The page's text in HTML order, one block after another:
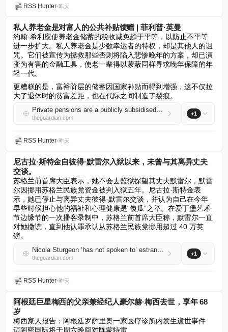
RSS Hunter•昨天
私人养老金是对富人的公共补贴馈赠 | 菲利普·英曼
约翰·希利应使养老金储蓄的税收减免趋于平等，以防止不平等
进一步扩大。私人养老金是少数幸运者的特权，却是其他人的诅
咒。它们被宣传为拯救那些否则将陷入悲惨晚年的方案，却已演
变为有害的金融工具，使老一辈得以蒙蔽同样寻求晚年保障的年
轻一代。
更糟糕的是，富裕阶层的储蓄因国家补贴而得到增强，这不仅拉
大了退休时的贫富差距，也在代际之间制造了裂痕。
Private pensions are a publicly subsidised gift to the wealthy | Phillip Inman
theguardian.com
+1
RSS Hunter•昨天
尼古拉·斯特金自彼得·默雷尔入狱以来，未曾与其离异丈夫
交谈。
苏格兰前首席大臣表示，她不会去监狱探望其丈夫默雷尔，默雷
尔因挪用苏格兰民族党资金被判入狱五年。尼古拉·斯特金表
示，她已停止与离异丈夫彼得·默雷尔交谈，并认为自己在今年
早些时候担心他的福祉和心理健康是“傻瓜”之举。在爱丁堡艺术
节边缘节的一次播客录制中，苏格兰前首席大臣称，默雷尔一直
对她撒谎，直到他认罪承认从苏格兰民族党挪用超过 40 万英
镑。
Nicola Sturgeon ‘has not spoken to’ estranged husband, Peter Murrell, since he was jailed
theguardian.com
+1
RSS Hunter•昨天
阿根廷巨星梅西的父亲兼经纪人豪尔赫·梅西去世，享年 68
岁
梅西家人报告：阿根廷罗萨里奥一家医疗诊所内发生逝世事件
迈阿密国际将于周六晚间对阵蒙特雷